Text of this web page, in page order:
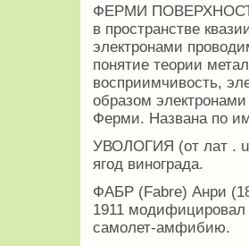
ФЕРМИ ПОВЕРХНОСТЬ
в пространстве
электронами
понятие теории
восприимчивость,
образом
Ферми. Названа по
УВОЛОГИЯ (от лат .
ягод винограда.
ФАБР (Fabre) Анри
1911
самолет-амфибию.